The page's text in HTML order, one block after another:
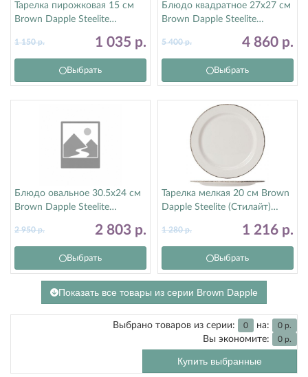
Тарелка пирожковая 15 см
Brown Dapple Steelite
1 035 р.
1 150р.
Выбрать
Блюдо квадратное 27х27 см
Brown Dapple Steelite
4 860 р.
5 400р.
Выбрать
Блюдо овальное 30.5х24 см
Brown Dapple Steelite
2 803 р.
2 950р.
Выбрать
Тарелка мелкая 20 см Brown
Dapple Steelite (Стилайт)
1 216 р.
1 280р.
Выбрать
Показать все товары из серии Brown Dapple
Выбрано товаров из серии: 0 на: 0 р.
Вы экономите: 0 р.
Купить выбранные